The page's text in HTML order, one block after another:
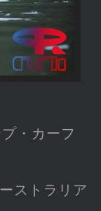
・カーフ
ストラリア